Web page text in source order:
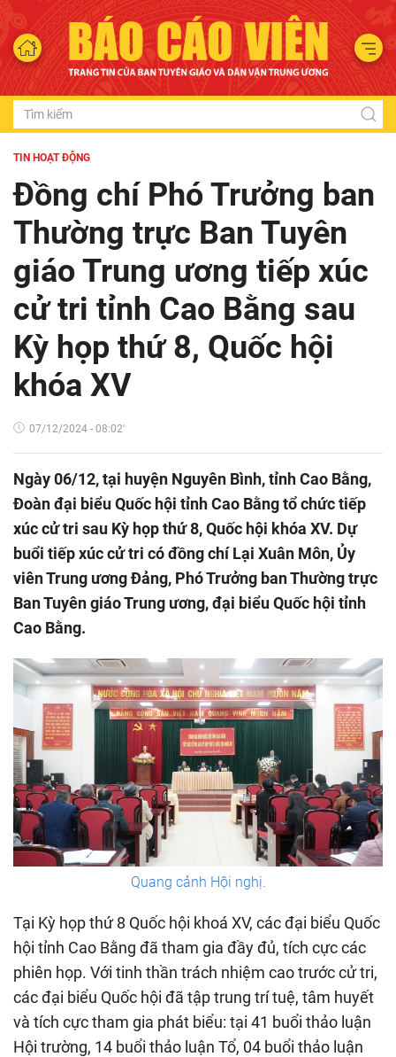
TIN HOẠT ĐỘNG
Đồng chí Phó Trưởng ban
Thường trực Ban Tuyên
giáo Trung ương tiếp xúc
cử tri tỉnh Cao Bằng sau
Kỳ họp thứ 8, Quốc hội
khóa XV
07/12/2024 - 08:02'
Ngày 06/12, tại huyện Nguyên Bình, tỉnh Cao Bằng,
Đoàn đại biểu Quốc hội tỉnh Cao Bằng tổ chức tiếp
xúc cử tri sau Kỳ họp thứ 8, Quốc hội khóa XV. Dự
buổi tiếp xúc cử tri có đồng chí Lại Xuân Môn, Ủy
viên Trung ương Đảng, Phó Trưởng ban Thường trực
Ban Tuyên giáo Trung ương, đại biểu Quốc hội tỉnh
Cao Bằng.
Quang cảnh Hội nghị.
Tại Kỳ họp thứ 8 Quốc hội khoá XV, các đại biểu Quốc
hội tỉnh Cao Bằng đã tham gia đầy đủ, tích cực các
phiên họp. Với tinh thần trách nhiệm cao trước cử tri,
các đại biểu Quốc hội đã tập trung trí tuệ, tâm huyết
và tích cực tham gia phát biểu: tại 41 buổi thảo luận
Hội trường, 14 buổi thảo luận Tổ, 04 buổi thảo luận